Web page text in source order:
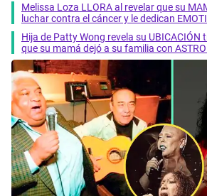
Melissa Loza LLORA al revelar que su
luchar contra el cáncer y le dedican
Hija de Patty Wong revela su UBICACIÓN
que su mamá dejó a su familia con